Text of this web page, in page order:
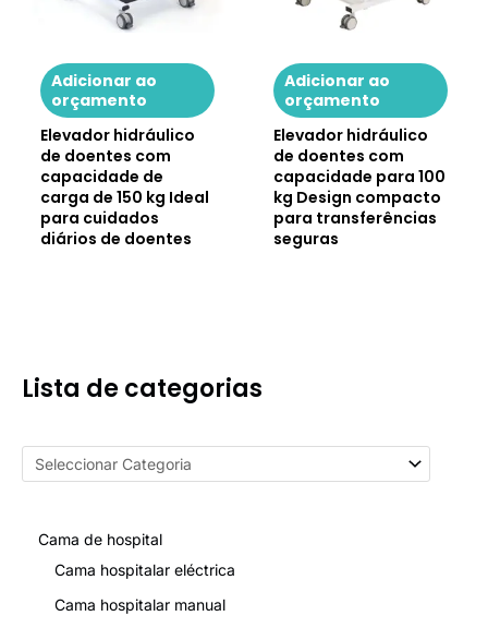
Lista de categorias
Cama de hospital
Cama hospitalar eléctrica
Cama hospitalar manual
aceitamos?
Oferecemos condições de pagamento flexíveis por T/T
para grandes quantidades. Clientes antigos ou
compradores de grandes volumes podem negociar
condições personalizadas com a nossa equipa de
vendas.
Se tiver mais informações a conhecer, podecontactar-
nosou navegarFAQs
Adicionar ao
orçamento
Elevador hidráulico
de doentes com
capacidade de
carga de 150 kg Ideal
para cuidados
diários de doentes
Adicionar ao
orçamento
Elevador hidráulico
de doentes com
capacidade para 100
kg Design compacto
para transferências
seguras